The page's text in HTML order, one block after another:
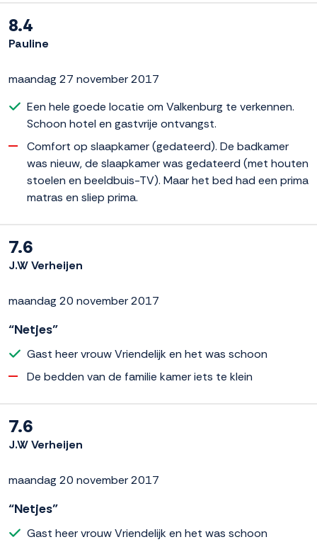
8.4
Pauline
maandag 27 november 2017
Een hele goede locatie om Valkenburg te verkennen.
Schoon hotel en gastvrije ontvangst.
Comfort op slaapkamer (gedateerd). De badkamer
was nieuw, de slaapkamer was gedateerd (met houten
stoelen en beeldbuis-TV). Maar het bed had een prima
matras en sliep prima.
7.6
J.W Verheijen
maandag 20 november 2017
“Netjes”
Gast heer vrouw Vriendelijk en het was schoon
De bedden van de familie kamer iets te klein
7.6
J.W Verheijen
maandag 20 november 2017
“Netjes”
Gast heer vrouw Vriendelijk en het was schoon